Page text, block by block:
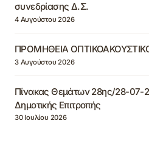
συνεδρίασης Δ.Σ.
4 Αυγούστου 2026
ΠΡΟΜΗΘΕΙΑ
3 Αυγούστου 2026
Πίνακας Θεμάτων 28ης/28-07-
Δημοτικής Επιτροπής
30 Ιουλίου 2026